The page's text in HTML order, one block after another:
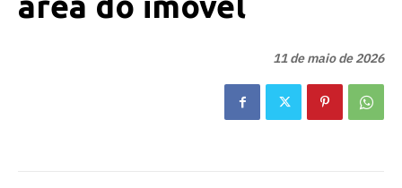
11 de maio de 2026